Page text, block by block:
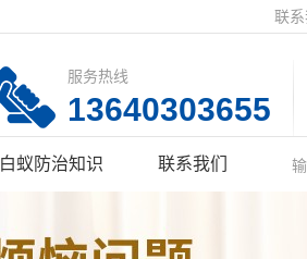
联系
服务热线
13640303655
白蚁防治知识 联系我们